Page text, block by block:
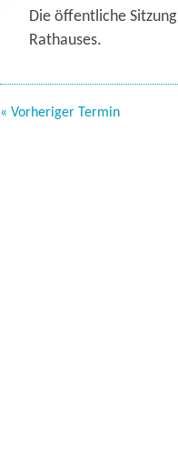
Die öffentliche
Rathauses.
« Vorheriger Termin